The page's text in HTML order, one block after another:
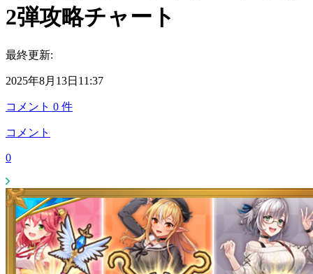
2弾攻略チャート
最終更新:
2025年8月13日11:37
コメント 0 件
コメント
0